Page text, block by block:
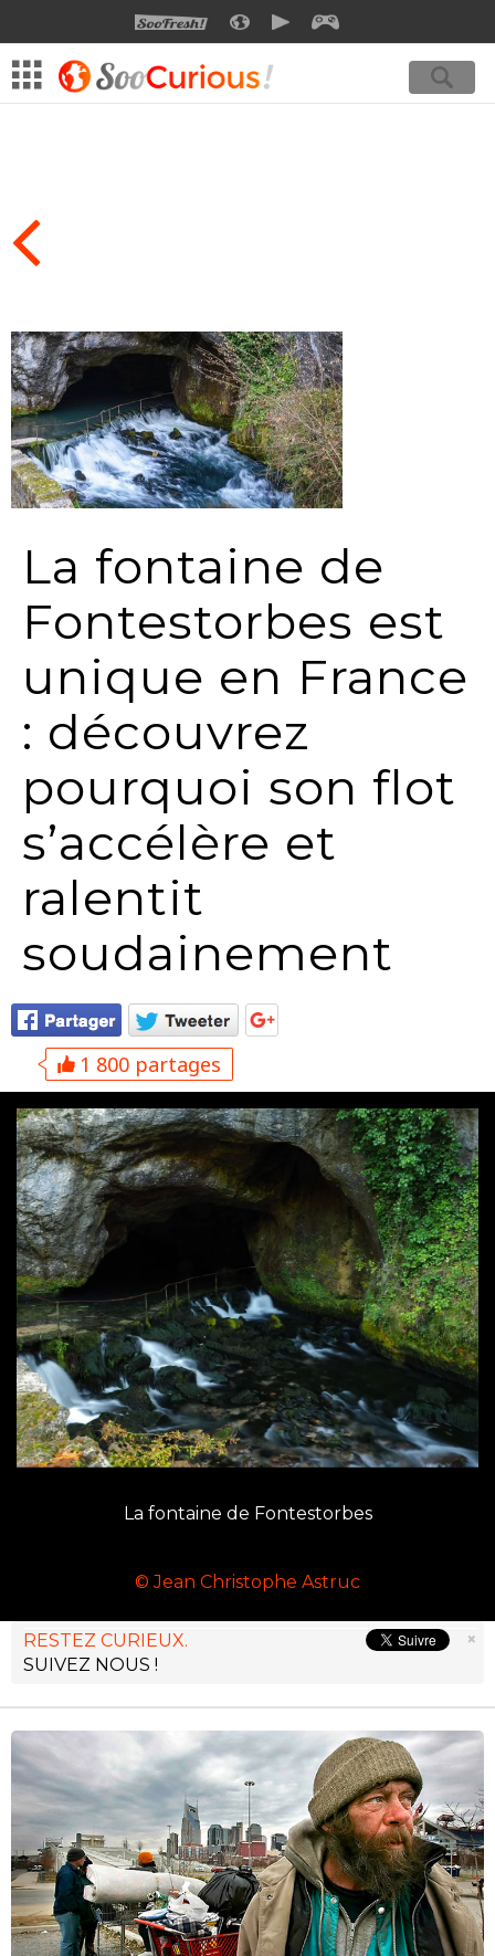
SOOFRESHSOOCURIOUSSOOMOTION
La fontaine de
Fontestorbes est
unique en France
: découvrez
pourquoi son flot
s’accélère et
ralentit
soudainement
1 800 partages
La fontaine de Fontestorbes
© Jean Christophe Astruc
×
RESTEZ CURIEUX.
SUIVEZ NOUS !